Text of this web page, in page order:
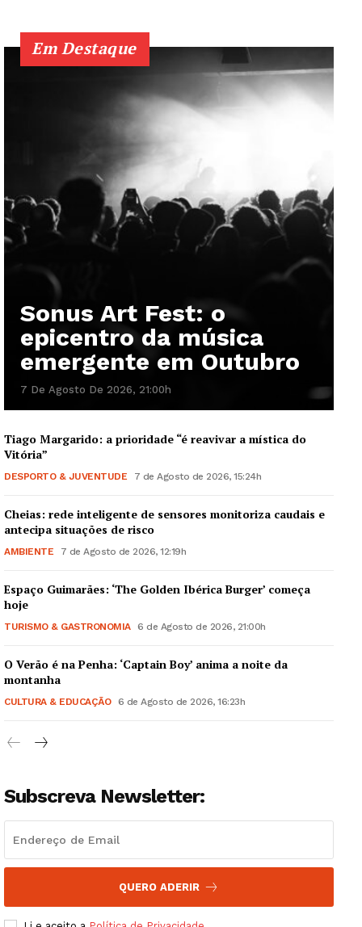
Guimarães, agora!
Institucional
Artigos
Edição Digital
Grande Entrevista
Em Destaque
Sonus Art Fest: o
epicentro da música
emergente em Outubro
7 De Agosto De 2026, 21:00h
Tiago Margarido: a prioridade “é reavivar a mística do
Vitória”
DESPORTO & JUVENTUDE 7 de Agosto de 2026, 15:24h
Cheias: rede inteligente de sensores monitoriza caudais e
antecipa situações de risco
AMBIENTE 7 de Agosto de 2026, 12:19h
Espaço Guimarães: ‘The Golden Ibérica Burger’ começa
hoje
TURISMO & GASTRONOMIA 6 de Agosto de 2026, 21:00h
O Verão é na Penha: ‘Captain Boy’ anima a noite da
montanha
CULTURA & EDUCAÇÃO 6 de Agosto de 2026, 16:23h
Subscreva Newsletter:
QUERO ADERIR